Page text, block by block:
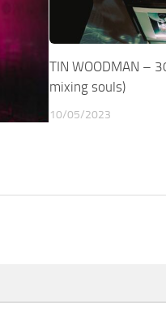
TIN WOODMAN –
mixing souls)
10/05/2023